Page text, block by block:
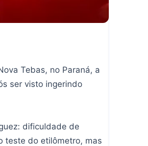
Tebas, no Paraná, a
ser visto ingerindo
dificuldade de
teste do etilômetro, mas